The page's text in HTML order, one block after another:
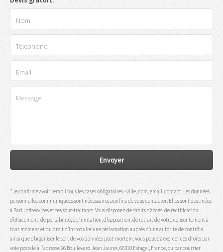
*Je confirme avoir rempli tous les cases obligatoires - ville, nom, email, contact. Les données
personnelles communiquées sont nécessaires aux fins de vous contacter. Elles sont destinées
à Sarl Lofiservices et ses sous-traitants. Vous disposez de droits d’accès, de rectification,
d’effacement, de portabilité, de limitation, d’opposition, de retrait de votre consentement à
tout moment et du droit d’introduire une réclamation auprès d’une autorité de contrôle,
ainsi que d’organiser le sort de vos données post-mortem. Vous pouvez exercer ces droits par
voie postale à l'adresse 26 Boullevard Jean Jaures, 66310 Estagel, France, ou par courrier